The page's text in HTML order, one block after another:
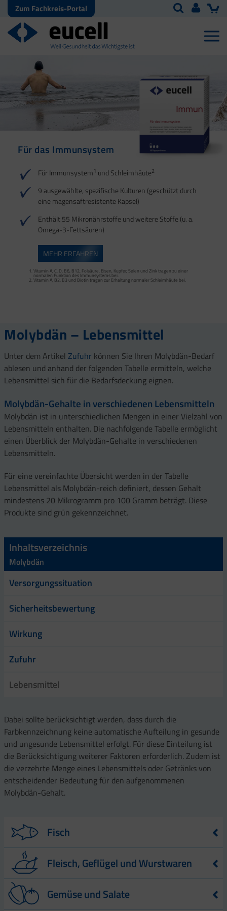
Zum Fachkreis-Portal
Für das Immunsystem
Für Immunsystem1 und Schleimhäute2
9 ausgewählte, spezifische Kulturen (geschützt durch
eine magensaftresistente Kapsel)
Enthält 55 Mikronährstoffe und weitere Stoffe (u. a.
Omega-3-Fettsäuren)
MEHR ERFAHREN
Vitamin A, C, D, B6, B12, Folsäure, Eisen, Kupfer, Selen und Zink tragen zu einer
normalen Funktion des Immunsystems bei.
Vitamin A, B2, B3 und Biotin tragen zur Erhaltung normaler Schleimhäute bei.
Für Haut, Haare und
4
Vitamin A, Beta-Carotin, Vitamine B2, B3, Biotin und Zink tragen zur Erhaltung
Für Ihre natürliche
Calcium trägt zur normalen Funktion von Verdauungsenzymen bei. Zink trägt zu
normalen Stoffwechsel von Makronährstoffen bei.
Vitamin B2 und Biotin tragen zur Erhaltung normaler Schleimhäute (einschließlich
Darmschleimhaut) bei.
Vitamin D und Zink tragen zur normalen Funktion des Immunsystems bei.
Molybdän – Lebensmittel
Unter dem Artikel Zufuhr können Sie Ihren Molybdän-Bedarf
ablesen und anhand der folgenden Tabelle ermitteln, welche
Lebensmittel sich für die Bedarfsdeckung eignen.
Molybdän-Gehalte in verschiedenen Lebensmitteln
Molybdän ist in unterschiedlichen Mengen in einer Vielzahl von
Lebensmitteln enthalten. Die nachfolgende Tabelle ermöglicht
einen Überblick der Molybdän-Gehalte in verschiedenen
Lebensmitteln.
Für eine vereinfachte Übersicht werden in der Tabelle
Lebensmittel als Molybdän-reich definiert, dessen Gehalt
mindestens 20 Mikrogramm pro 100 Gramm beträgt. Diese
Produkte sind grün gekennzeichnet.
Inhaltsverzeichnis
Molybdän
Versorgungssituation
Sicherheitsbewertung
Wirkung
Zufuhr
Lebensmittel
Dabei sollte berücksichtigt werden, dass durch die
Farbkennzeichnung keine automatische Aufteilung in gesunde
und ungesunde Lebensmittel erfolgt. Für diese Einteilung ist
die Berücksichtigung weiterer Faktoren erforderlich. Zudem ist
die verzehrte Menge eines Lebensmittels oder Getränks von
entscheidender Bedeutung für den aufgenommenen
Molybdän-Gehalt.
Fisch
Lebensmittel
Molybdän-Gehalt – angegeben in µg – pro
100 g Lebensmittel
Sardinen
Brassen
Fleisch, Geflügel und Wurstwaren
Lebensmittel
Molybdän-Gehalt – angegeben in µg
– pro 100 g Lebensmittel
Gemüse und Salate